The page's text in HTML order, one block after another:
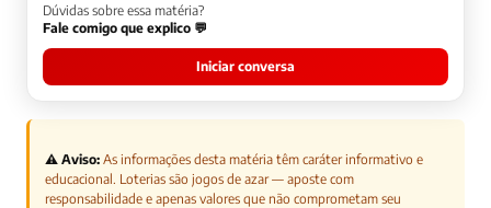
Dúvidas sobre essa matéria?
Fale comigo que explico 💬
Iniciar conversa
⚠️ Aviso: As informações desta matéria têm caráter informativo e
educacional. Loterias são jogos de azar — aposte com
responsabilidade e apenas valores que não comprometam seu